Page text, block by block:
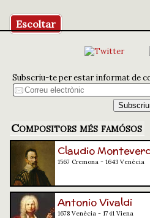
Escoltar
Subscriu-te per estar informat de
Compositors més famósos
Claudio
1567 Cremona - 1643 Venècia
Antonio Vivaldi
1678 Venècia - 1741 Viena